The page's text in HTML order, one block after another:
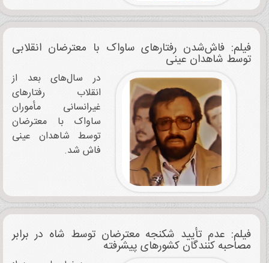
فیلم: فاش‌شدن رفتارهای ساواک با معترضان انقلابی
توسط شاهدان عینی
در سال‌های بعد از
انقلاب رفتارهای
غیرانسانی مأموران
ساواک با معترضان
توسط شاهدان عینی
فاش شد.
فیلم: عدم تأیید شکنجه معترضان توسط شاه در برابر
مصاحبه کنندگان کشورهای پیشرفته